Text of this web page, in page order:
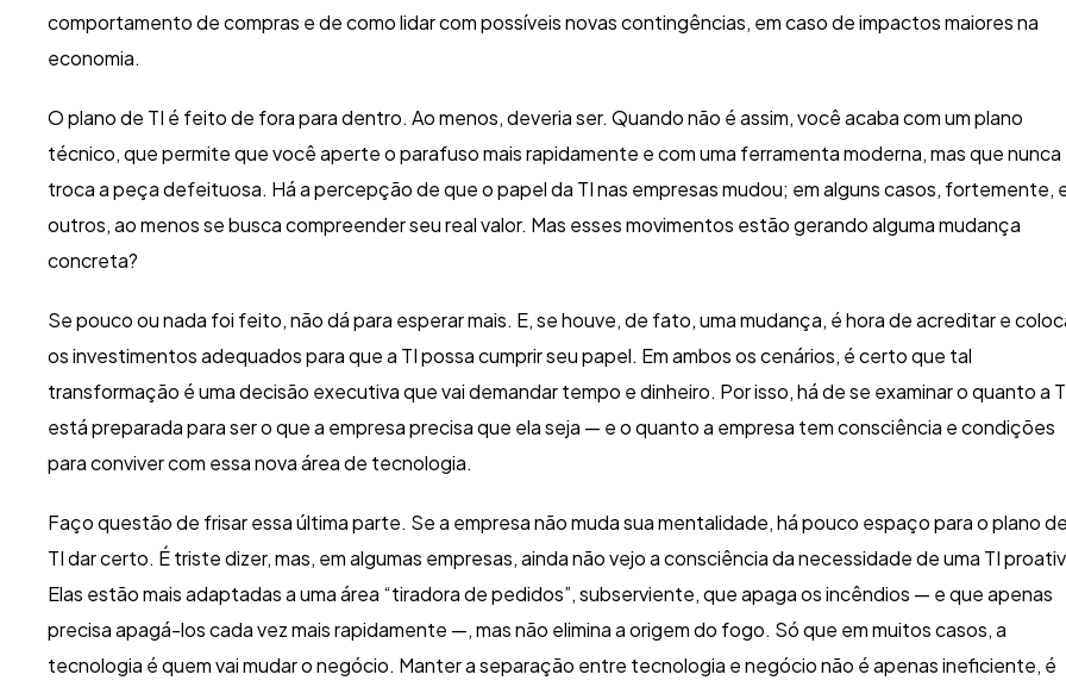
comportamento de compras e de como lidar com possíveis novas contingências, em caso de impactos maiores na
economia.
O plano de TI é feito de fora para dentro. Ao menos, deveria ser. Quando não é assim, você acaba com um plano
técnico, que permite que você aperte o parafuso mais rapidamente e com uma ferramenta moderna, mas que nunca
troca a peça defeituosa. Há a percepção de que o papel da TI nas empresas mudou; em alguns casos, fortemente,
outros, ao menos se busca compreender seu real valor. Mas esses movimentos estão gerando alguma mudança
concreta?
Se pouco ou nada foi feito, não dá para esperar mais. E, se houve, de fato, uma mudança, é hora de acreditar e
os investimentos adequados para que a TI possa cumprir seu papel. Em ambos os cenários, é certo que tal
transformação é uma decisão executiva que vai demandar tempo e dinheiro. Por isso, há de se examinar o quanto a
está preparada para ser o que a empresa precisa que ela seja — e o quanto a empresa tem consciência e condições
para conviver com essa nova área de tecnologia.
Faço questão de frisar essa última parte. Se a empresa não muda sua mentalidade, há pouco espaço para o plano de
TI dar certo. É triste dizer, mas, em algumas empresas, ainda não vejo a consciência da necessidade de uma TI
Elas estão mais adaptadas a uma área “tiradora de pedidos”, subserviente, que apaga os incêndios — e que apenas
precisa apagá-los cada vez mais rapidamente —, mas não elimina a origem do fogo. Só que em muitos casos, a
tecnologia é quem vai mudar o negócio. Manter a separação entre tecnologia e negócio não é apenas ineficiente, é